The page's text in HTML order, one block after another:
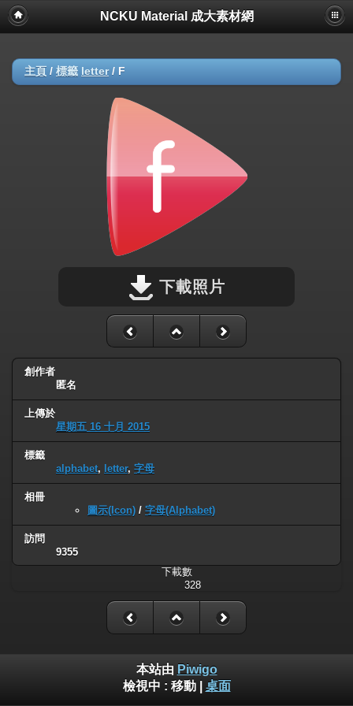
NCKU Material 成大素材網
主頁 / 標籤 letter/ F
下載照片
創作者
匿名
上傳於
星期五 16 十月 2015
標籤
alphabet, letter, 字母
相冊
圖示(Icon) / 字母(Alphabet)
訪問
9355
下載數
328
本站由 Piwigo
檢視中 : 移動| 桌面